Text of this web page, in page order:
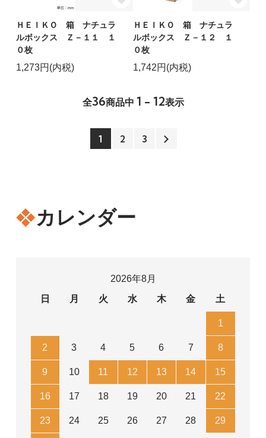
ＨＥＩＫＯ 箱 ナチュラ
ルボックス Ｚ－１１ １
０枚
1,273円(内税)
ＨＥＩＫＯ 箱 ナチュラ
ルボックス Ｚ－１２ １
０枚
1,742円(内税)
全36商品中 1 - 12表示
1 2 3
カレンダー
2026年8月
日
月 火 水 木 金 土
1
2 3 4 5 6 7 8
9 10 11 12 13 14 15
16 17 18 19 20 21 22
23 24 25 26 27 28 29